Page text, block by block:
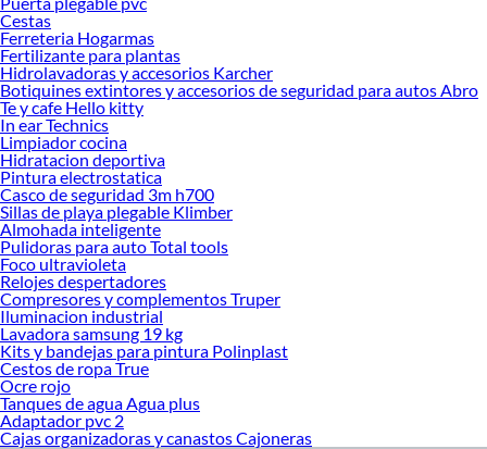
oferta de marcas prestigiosas y reconocidas en Impresoras. De esta manera,
inviertes en durabilidad, rendimiento, excelencia y satisfacción garantizada.
Cestas
Ferreteria Hogarmas
Fertilizante para plantas
Hidrolavadoras y accesorios Karcher
Botiquines extintores y accesorios de seguridad para autos Abro
Te y cafe Hello kitty
In ear Technics
Limpiador cocina
Hidratacion deportiva
Pintura electrostatica
Casco de seguridad 3m h700
Sillas de playa plegable Klimber
Almohada inteligente
Pulidoras para auto Total tools
Foco ultravioleta
Relojes despertadores
Compresores y complementos Truper
Iluminacion industrial
Lavadora samsung 19 kg
Kits y bandejas para pintura Polinplast
Cestos de ropa True
Ocre rojo
Tanques de agua Agua plus
Adaptador pvc 2
Cajas organizadoras y canastos Cajoneras